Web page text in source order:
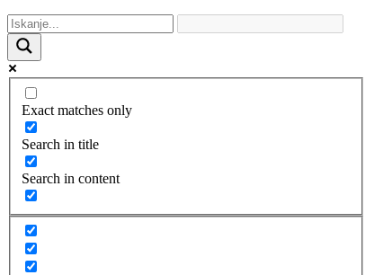
Exact matches only
Search in title
Search in content